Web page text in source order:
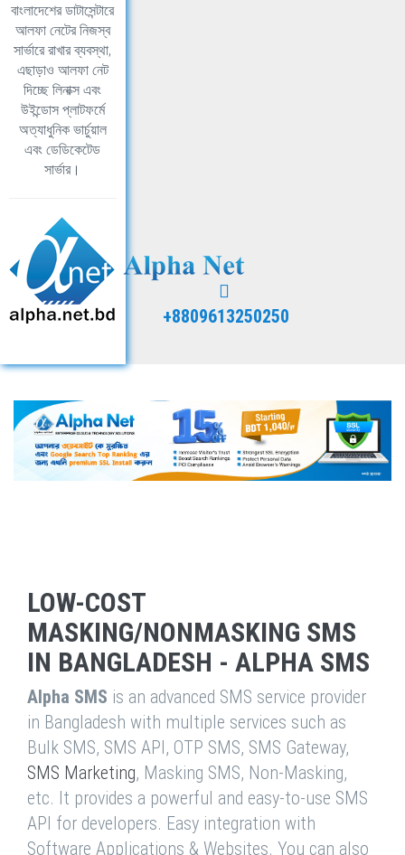
বাংলাদেশের ডাটাসেন্টারে
আলফা নেটের নিজস্ব
সার্ভারে রাখার ব্যবস্থা,
এছাড়াও আলফা নেট
দিচ্ছে লিনাক্স এবং
উইন্ডোস প্লাটফর্মে
অত্যাধুনিক ভার্চুয়াল
এবং ডেডিকেটেড
সার্ভার।
+8809613250250
LOW-COST
MASKING/NONMASKING SMS
IN BANGLADESH - ALPHA SMS
Alpha SMS is an advanced SMS service provider
in Bangladesh with multiple services such as
Bulk SMS, SMS API, OTP SMS, SMS Gateway,
SMS Marketing, Masking SMS, Non-Masking,
etc. It provides a powerful and easy-to-use SMS
API for developers. Easy integration with
Software Applications & Websites. You can also